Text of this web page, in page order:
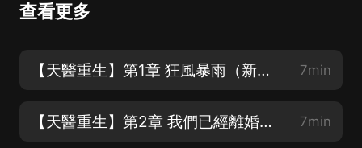
查看更多
【天醫重生】第1章 狂風暴雨（新書求賞月票、訂閱加關注） 7min
【天醫重生】第2章 我們已經離婚了（新書求賞月票、訂閱加關注） 7min